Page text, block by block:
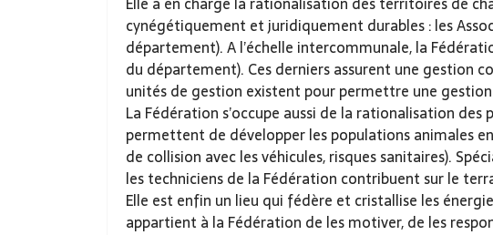
cynégétiquement et juridiquement durables : les
département). A l’échelle intercommunale, la
du département). Ces derniers assurent une gestion
unités de gestion existent pour permettre une
La Fédération s’occupe aussi de la rationalisation
permettent de développer les populations animales
de collision avec les véhicules, risques sanitaires).
les techniciens de la Fédération contribuent sur le
Elle est enfin un lieu qui fédère et cristallise les
appartient à la Fédération de les motiver, de les